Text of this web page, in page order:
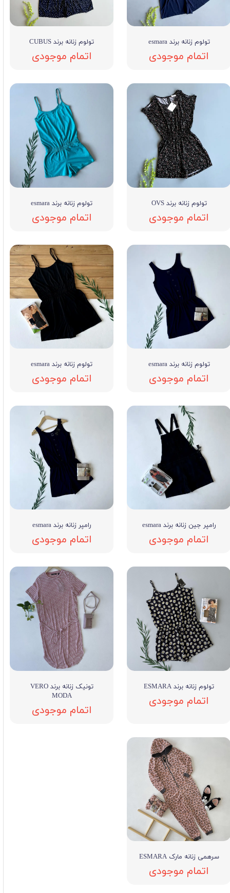
تولوم زنانه برند esmara
اتمام موجودی
تولوم زنانه برند CUBUS
اتمام موجودی
تولوم زنانه برند OVS
اتمام موجودی
تولوم زنانه برند esmara
اتمام موجودی
تولوم زنانه برند esmara
اتمام موجودی
تولوم زنانه برند esmara
اتمام موجودی
رامپر جین زنانه برند esmara
اتمام موجودی
رامپر زنانه برند esmara
اتمام موجودی
تولوم زنانه برند ESMARA
اتمام موجودی
تونیک زنانه برند VERO
MODA
اتمام موجودی
سرهمی زنانه مارک ESMARA
اتمام موجودی